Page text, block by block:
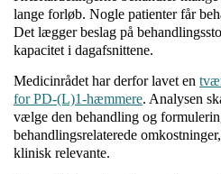
lange forløb. Nogle patienter får
Det lægger beslag på
kapacitet i dagafsnittene.
Medicinrådet har derfor lavet en
for PD-(L)1-hæmmere. Analysen
vælge den behandling og
behandlingsrelaterede
klinisk relevante.